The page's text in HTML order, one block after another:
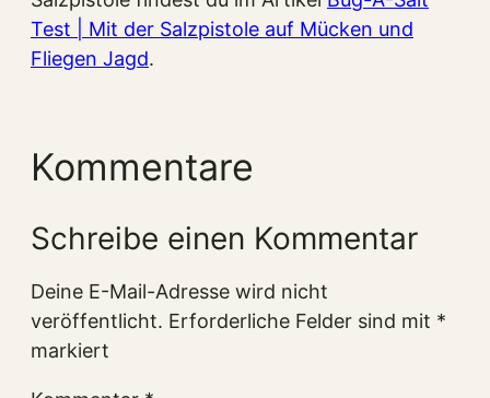
Test | Mit der Salzpistole auf Mücken und
Fliegen Jagd.
Kommentare
Schreibe einen Kommentar
Deine E-Mail-Adresse wird nicht
veröffentlicht. Erforderliche Felder sind mit *
markiert